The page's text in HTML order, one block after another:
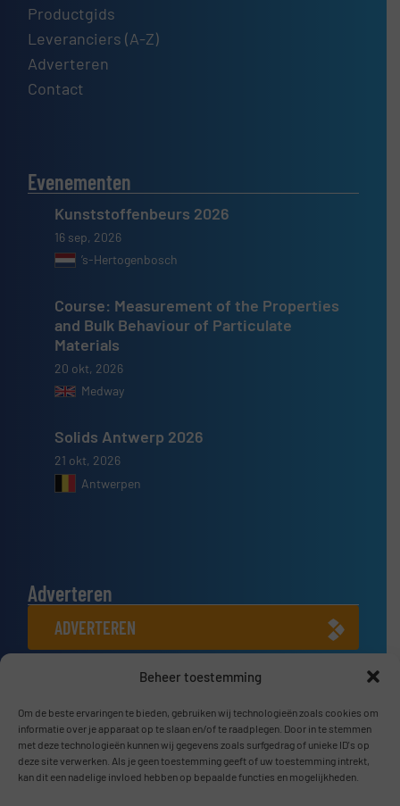
Beheer toestemming
Om de beste ervaringen te bieden, gebruiken wij technologieën zoals cookies om
informatie over je apparaat op te slaan en/of te raadplegen. Door in te stemmen
met deze technologieën kunnen wij gegevens zoals surfgedrag of unieke ID's op
deze site verwerken. Als je geen toestemming geeft of uw toestemming intrekt,
kan dit een nadelige invloed hebben op bepaalde functies en mogelijkheden.
Productgids
Leveranciers (A-Z)
Adverteren
Contact
Evenementen
Kunststoffenbeurs 2026
16 sep, 2026
’s-Hertogenbosch
Course: Measurement of the Properties
and Bulk Behaviour of Particulate
Materials
20 okt, 2026
Medway
Solids Antwerp 2026
21 okt, 2026
Antwerpen
Adverteren
ADVERTEREN
Connect met ons
LINKEDIN
SCHRIJF JE NU IN